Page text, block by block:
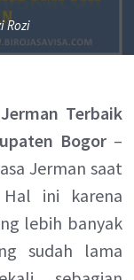
Rozi
Terbaik
Bogor –
Jerman saat
ini karena
lebih banyak
sudah lama